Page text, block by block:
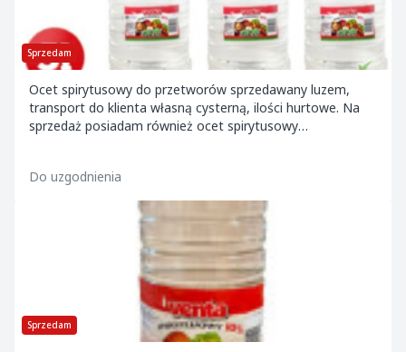
Sprzedam
Ocet spirytusowy do przetworów sprzedawany luzem,
transport do klienta własną cysterną, ilości hurtowe. Na
sprzedaż posiadam również ocet spirytusowy
Do uzgodnienia
Sprzedam